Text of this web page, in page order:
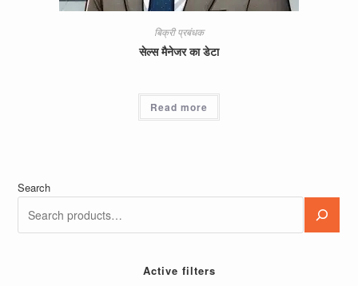
बिक्री प्रबंधक
सेल्स मैनेजर का डेटा
Read more
Search
Active filters